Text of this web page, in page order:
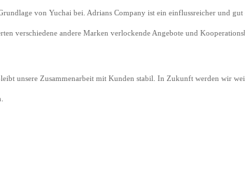
von Yuchai bei. Adrians Company ist ein einflussreicher und gut
verschiedene andere Marken verlockende Angebote und
unsere Zusammenarbeit mit Kunden stabil. In Zukunft werden wir